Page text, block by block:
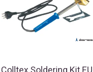
Colltex Soldering Kit EU